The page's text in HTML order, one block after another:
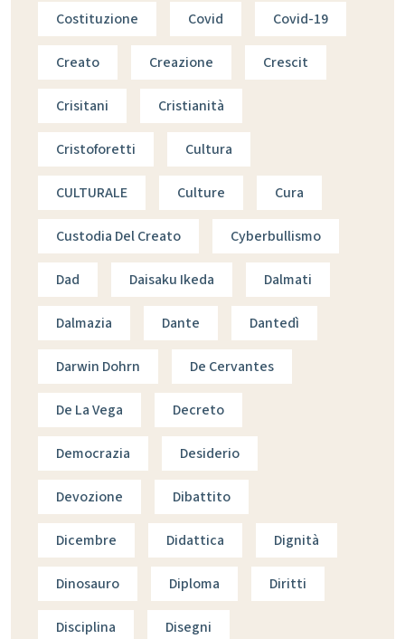
Costituzione Covid Covid-19
Creato Creazione Crescit
Crisitani Cristianità
Cristoforetti Cultura
CULTURALE Culture Cura
Custodia Del Creato Cyberbullismo
Dad Daisaku Ikeda Dalmati
Dalmazia Dante Dantedì
Darwin Dohrn De Cervantes
De La Vega Decreto
Democrazia Desiderio
Devozione Dibattito
Dicembre Didattica Dignità
Dinosauro Diploma Diritti
Disciplina Disegni